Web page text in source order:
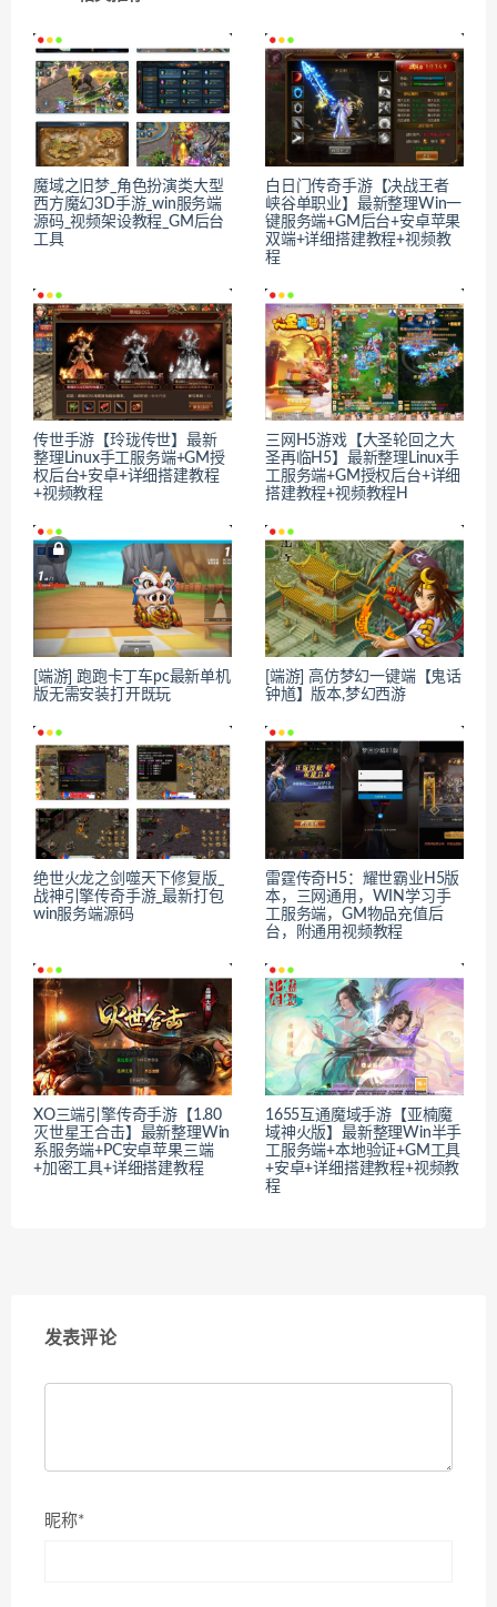
魔域之旧梦_角色扮演类大型
西方魔幻3D手游_win服务端
源码_视频架设教程_GM后台
工具
白日门传奇手游【决战王者
峡谷单职业】最新整理Win一
键服务端+GM后台+安卓苹果
双端+详细搭建教程+视频教
程
传世手游【玲珑传世】最新
整理Linux手工服务端+GM授
权后台+安卓+详细搭建教程
+视频教程
三网H5游戏【大圣轮回之大
圣再临H5】最新整理Linux手
工服务端+GM授权后台+详细
搭建教程+视频教程H
[端游] 跑跑卡丁车pc最新单机
版无需安装打开既玩
[端游] 高仿梦幻一键端【鬼话
钟馗】版本,梦幻西游
绝世火龙之剑噬天下修复版_
战神引擎传奇手游_最新打包
win服务端源码
雷霆传奇H5：耀世霸业H5版
本，三网通用，WIN学习手
工服务端，GM物品充值后
台，附通用视频教程
XO三端引擎传奇手游【1.80
灭世星王合击】最新整理Win
系服务端+PC安卓苹果三端
+加密工具+详细搭建教程
1655互通魔域手游【亚楠魔
域神火版】最新整理Win半手
工服务端+本地验证+GM工具
+安卓+详细搭建教程+视频教
程
发表评论
昵称*